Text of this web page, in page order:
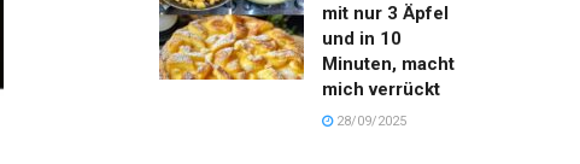
mit nur 3 Äpfel
und in 10
Minuten, macht
mich verrückt
28/09/2025